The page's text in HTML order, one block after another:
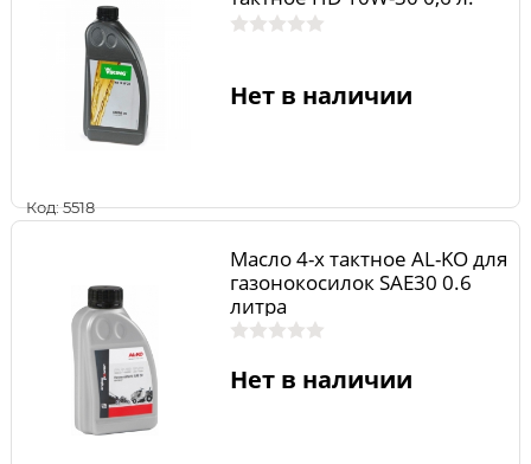
Код: 5518
Нет в наличии
Масло 4-х тактное AL-KO для
газонокосилок SAE30 0.6
литра
Нет в наличии